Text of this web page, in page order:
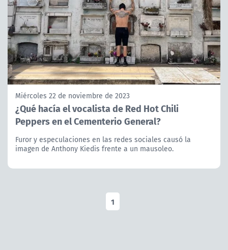
Miércoles 22 de noviembre de 2023
¿Qué hacía el vocalista de Red Hot Chili
Peppers en el Cementerio General?
Furor y especulaciones en las redes sociales causó la
imagen de Anthony Kiedis frente a un mausoleo.
1